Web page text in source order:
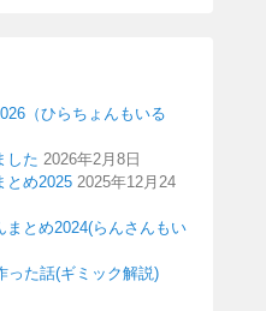
（ひらちょんもいる
した 2026年2月8日
とめ2025 2025年12月24
とめ2024(らんさんもい
った話(ギミック解説)